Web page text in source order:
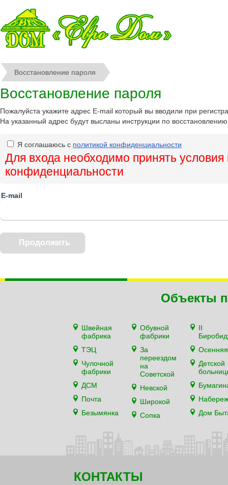
Восстановление пароля
Восстановление пароля
Пожалуйста укажите адрес E-mail который вы вводили при
На указанный адрес будут высланы инструкции по
Я соглашаюсь с политикой конфиденциальности
Для входа необходимо принять условия
конфиденциальности
E-mail
Объекты
Швейная
фабрика
ТЭЦ
Чулочной
фабрики
ДСМ
Почта
Безымянка
Обувной
фабрики
За
переездом
на
Советской
Невской
Широкой
Сопка
II
Осенняя
Детской
Дом
КОНТАКТЫ